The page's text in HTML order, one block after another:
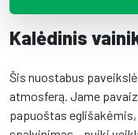
Kalėdinis
Šis nuostabus
atmosferą. Jame
papuoštas